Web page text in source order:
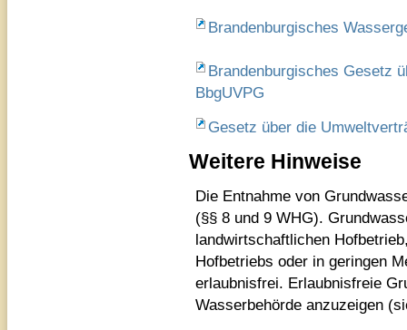
Brandenburgisches
Brandenburgisches Gesetz
BbgUVPG
Gesetz über die
Weitere Hinweise
Die Entnahme von
(§§ 8 und 9 WHG).
landwirtschaftlichen
Hofbetriebs oder in geringen
erlaubnisfrei. Erlaubnisfreie
Wasserbehörde anzuzeigen